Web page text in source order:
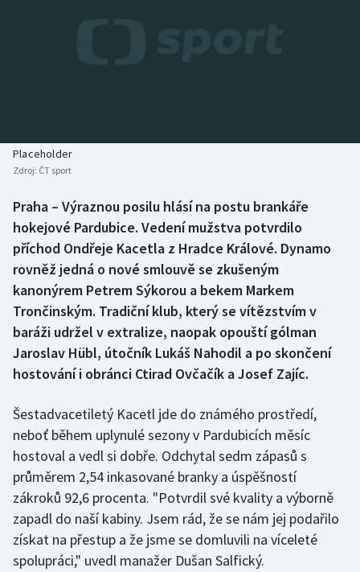
Biatlon
Box
Curling
Dostihy
Florbal
Futsal
Golf
Gymnastika
Házená
Jezdectví
Aplikace ČT sport
Placeholder
Zdroj: ČT sport
Praha – Výraznou posilu hlásí na postu brankáře
hokejové Pardubice. Vedení mužstva potvrdilo
příchod Ondřeje Kacetla z Hradce Králové. Dynamo
rovněž jedná o nové smlouvě se zkušeným
kanonýrem Petrem Sýkorou a bekem Markem
Trončinským. Tradiční klub, který se vítězstvím v
baráži udržel v extralize, naopak opouští gólman
Jaroslav Hübl, útočník Lukáš Nahodil a po skončení
hostování i obránci Ctirad Ovčačík a Josef Zajíc.
Šestadvacetiletý Kacetl jde do známého prostředí,
neboť během uplynulé sezony v Pardubicích měsíc
hostoval a vedl si dobře. Odchytal sedm zápasů s
průměrem 2,54 inkasované branky a úspěšností
zákroků 92,6 procenta. "Potvrdil své kvality a výborně
zapadl do naší kabiny. Jsem rád, že se nám jej podařilo
získat na přestup a že jsme se domluvili na víceleté
spolupráci," uvedl manažer Dušan Salfický.